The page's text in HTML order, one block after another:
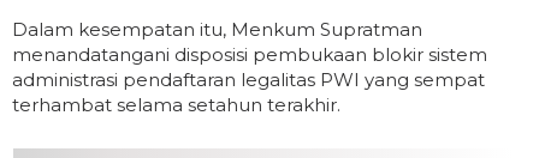
Dalam kesempatan itu, Menkum Supratman
menandatangani disposisi pembukaan blokir sistem
administrasi pendaftaran legalitas PWI yang sempat
terhambat selama setahun terakhir.